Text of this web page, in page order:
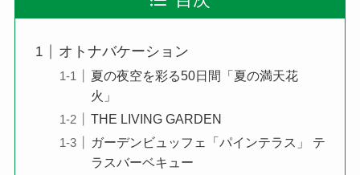
オトナバケーション
夏の夜空を彩る50日間「夏の満天花
火」
THE LIVING GARDEN
ガーデンビュッフェ「パインテラス」 テ
ラスバーベキュー